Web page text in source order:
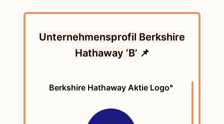
Unternehmensprofil Berkshire
Hathaway ‘B’📌
Berkshire Hathaway Aktie Logo°